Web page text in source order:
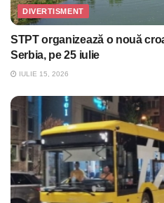
DIVERTISMENT
STPT organizează o nouă
Serbia, pe 25 iulie
IULIE 15, 2026